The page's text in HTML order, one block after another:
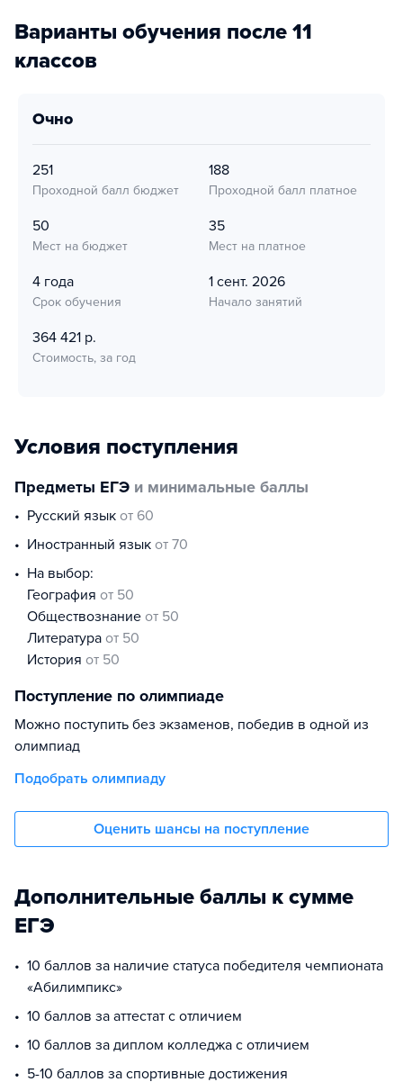
Варианты обучения после 11
классов
очно
251
Проходной балл бюджет
188
Проходной балл платное
50
Мест на бюджет
35
Мест на платное
4 года
Срок обучения
1 сент. 2026
Начало занятий
364 421 р.
Стоимость, за год
Условия поступления
Предметы ЕГЭ и минимальные баллы
русский язык от 60
иностранный язык от 70
На выбор:
география от 50
обществознание от 50
литература от 50
история от 50
Поступление по олимпиаде
Можно поступить без экзаменов, победив в одной из
олимпиад
Подобрать олимпиаду
Оценить шансы на поступление
Дополнительные баллы к сумме
ЕГЭ
10 баллов за наличие статуса победителя чемпионата
«Абилимпикс»
10 баллов за аттестат с отличием
10 баллов за диплом колледжа с отличием
5-10 баллов за спортивные достижения